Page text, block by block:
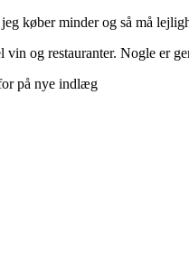
køber minder og så må
og restauranter. Nogle er
på nye indlæg